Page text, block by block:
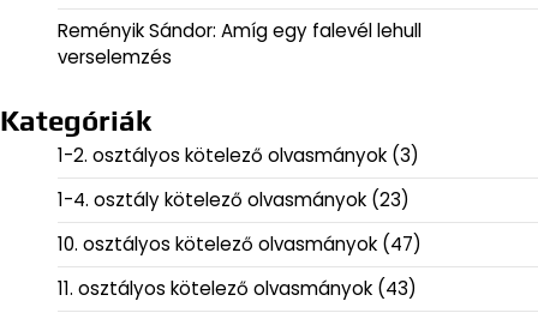
Reményik Sándor: Amíg egy falevél lehull
verselemzés
Kategóriák
1-2. osztályos kötelező olvasmányok (3)
1-4. osztály kötelező olvasmányok (23)
10. osztályos kötelező olvasmányok (47)
11. osztályos kötelező olvasmányok (43)